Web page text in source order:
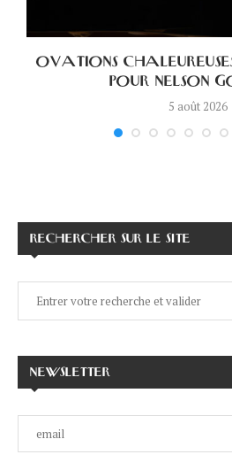
OVATIONS
POUR NELSON
5 août 2026
RECHERCHER SUR LE SITE
NEWSLETTER